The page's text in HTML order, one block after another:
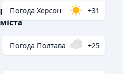
Популярні
міста
Погода Херсон +31
Погода Полтава +25